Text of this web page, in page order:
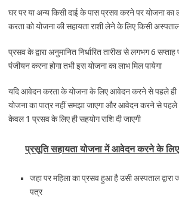
घर पर या अन्य किसी दाई के पास प्रसव करने पर योजना का
करता को योजना की सहायता राशी लेने के लिए किसी
प्रसव के द्वारा अनुमानित निर्धारित तारीख से लगभग 6
पंजीयन करना होगा तभी इस योजना का लाभ मिल पायेगा
यदि आवेदन करता के योजना के लिए आवेदन करने से पहले ही
योजना का पात्र नहीं समझा जाएगा और आवेदन करने से पहले
केवल 1 प्रसव के लिए ही सहयोग राशि दी जाएगी
प्रसूति सहायता योजना में आवेदन करने के
जहा पर महिला का प्रसव हुआ है उसी अस्पताल द्वारा
पत्र